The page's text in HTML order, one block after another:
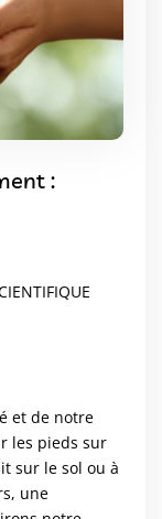
:
et de notre
les pieds sur
sur le sol ou à
une